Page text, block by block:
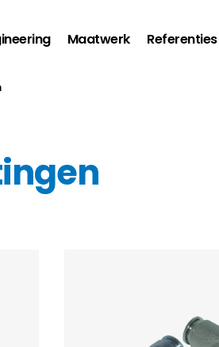
Maatwerk Referenties